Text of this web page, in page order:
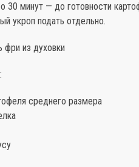
30 минут — до готовности
укроп подать отдельно.
фри из духовки
среднего размера